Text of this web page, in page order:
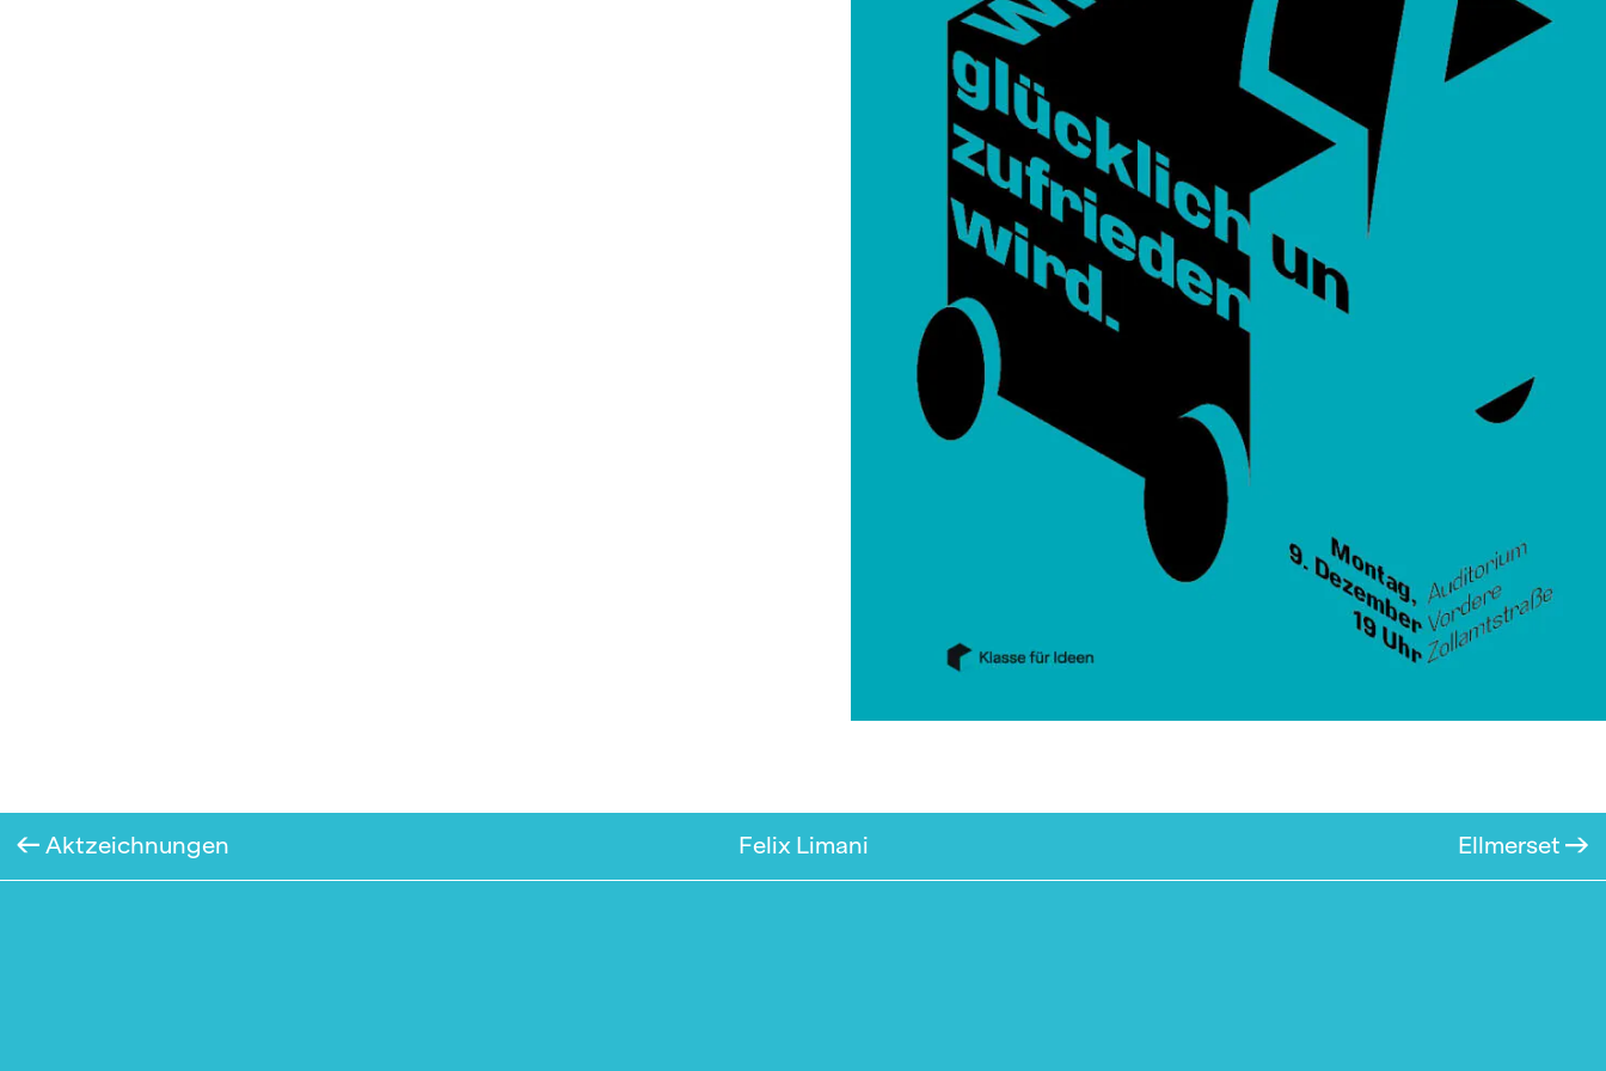
Aktzeichnungen Felix Limani Ellmerset